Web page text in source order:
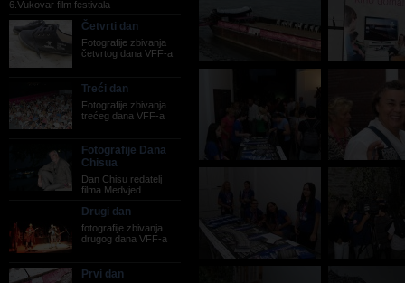
6.Vukovar film festivala
Četvrti dan
Fotografije zbivanja
četvrtog dana VFF-a
Treći dan
Fotografije zbivanja
trećeg dana VFF-a
Fotografije Dana
Chisua
Dan Chisu redatelj
filma Medvjed
Drugi dan
fotografije zbivanja
drugog dana VFF-a
Prvi dan